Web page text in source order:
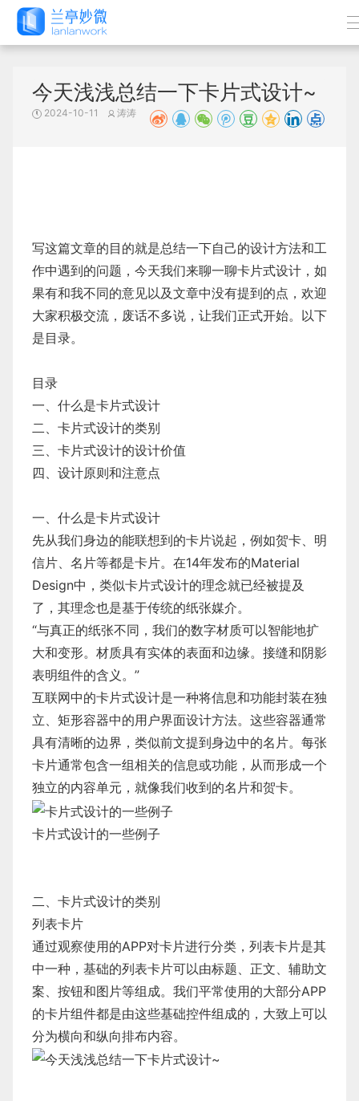
今天浅浅总结一下卡片式设计~
2024-10-11 涛涛
写这篇文章的目的就是总结一下自己的设计方法和工
作中遇到的问题，今天我们来聊一聊卡片式设计，如
果有和我不同的意见以及文章中没有提到的点，欢迎
大家积极交流，废话不多说，让我们正式开始。以下
是目录。
目录
一、什么是卡片式设计
二、卡片式设计的类别
三、卡片式设计的设计价值
四、设计原则和注意点
一、什么是卡片式设计
先从我们身边的能联想到的卡片说起，例如贺卡、明
信片、名片等都是卡片。在14年发布的Material
Design中，类似卡片式设计的理念就已经被提及
了，其理念也是基于传统的纸张媒介。
“与真正的纸张不同，我们的数字材质可以智能地扩
大和变形。材质具有实体的表面和边缘。接缝和阴影
表明组件的含义。”
互联网中的卡片式设计是一种将信息和功能封装在独
立、矩形容器中的用户界面设计方法。这些容器通常
具有清晰的边界，类似前文提到身边中的名片。每张
卡片通常包含一组相关的信息或功能，从而形成一个
独立的内容单元，就像我们收到的名片和贺卡。
卡片式设计的一些例子
二、卡片式设计的类别
列表卡片
通过观察使用的APP对卡片进行分类，列表卡片是其
中一种，基础的列表卡片可以由标题、正文、辅助文
案、按钮和图片等组成。我们平常使用的大部分APP
的卡片组件都是由这些基础控件组成的，大致上可以
分为横向和纵向排布内容。